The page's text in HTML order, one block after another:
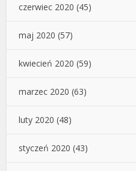
czerwiec 2020 (45)
maj 2020 (57)
kwiecień 2020 (59)
marzec 2020 (63)
luty 2020 (48)
styczeń 2020 (43)